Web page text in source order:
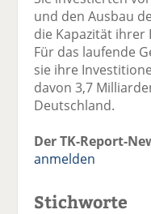
und den Ausbau
die Kapazität ihrer
Für das laufende
sie ihre
davon 3,7
Deutschland.
Der TK-Report-
anmelden
Stichworte